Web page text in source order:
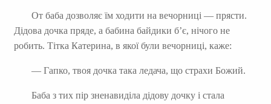
От баба дозволяє їм ходити на вечорниці — прясти.
Дідова дочка пряде, а бабина байдики б’є, нічого не
робить. Тітка Катерина, в якої були вечорниці, каже:
— Гапко, твоя дочка така ледача, що страхи Божий.
Баба з тих пір зненавиділа дідову дочку і стала